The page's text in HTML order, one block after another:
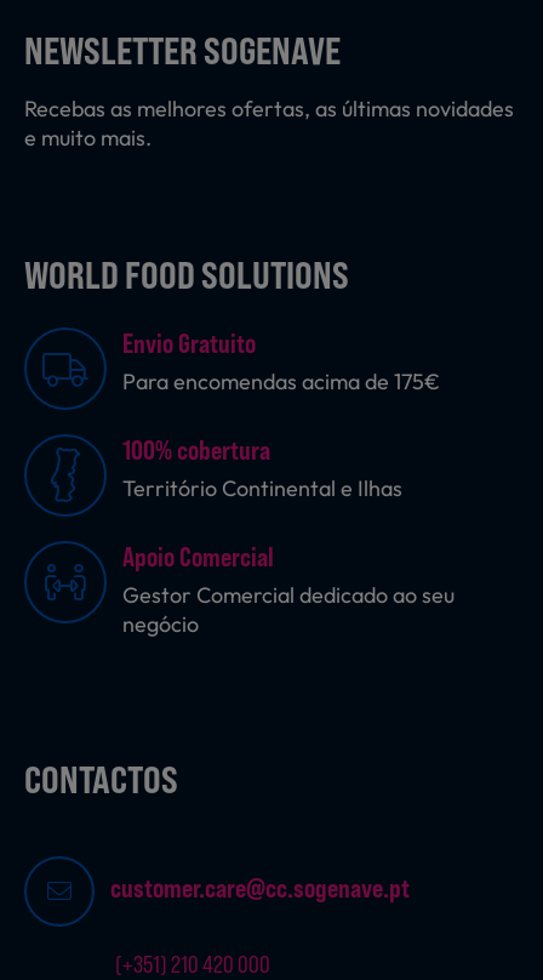
Mercearia
Nutrição Clínica
Sobremesas
NEWSLETTER SOGENAVE
Recebas as melhores ofertas, as últimas novidades
e muito mais.
WORLD FOOD SOLUTIONS
Envio Gratuito
Para encomendas acima de 175€
100% cobertura
Território Continental e Ilhas
Apoio Comercial
Gestor Comercial dedicado ao seu
negócio
CONTACTOS
customer.care@cc.sogenave.pt
(+351) 210 420 000